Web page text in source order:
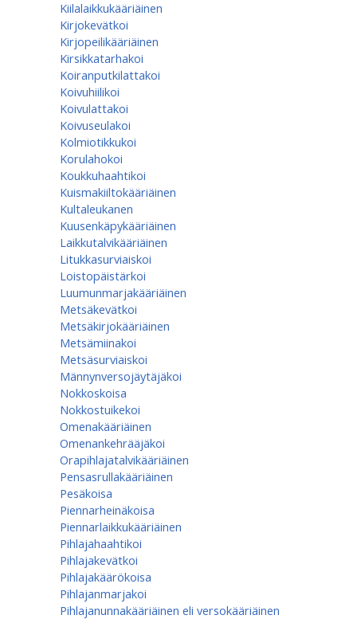
Kiilalaikkukääriäinen
Kirjokevätkoi
Kirjopeilikääriäinen
Kirsikkatarhakoi
Koiranputkilattakoi
Koivuhiilikoi
Koivulattakoi
Koivuseulakoi
Kolmiotikkukoi
Korulahokoi
Koukkuhaahtikoi
Kuismakiiltokääriäinen
Kultaleukanen
Kuusenkäpykääriäinen
Laikkutalvikääriäinen
Litukkasurviaiskoi
Loistopäistärkoi
Luumunmarjakääriäinen
Metsäkevätkoi
Metsäkirjokääriäinen
Metsämiinakoi
Metsäsurviaiskoi
Männynversojäytäjäkoi
Nokkoskoisa
Nokkostuikekoi
Omenakääriäinen
Omenan­kehrääjä­koi
Orapihlajatalvikääriäinen
Pensasrullakääriäinen
Pesäkoisa
Piennarheinäkoisa
Piennarlaikkukääriäinen
Pihlajahaahtikoi
Pihlajakevätkoi
Pihlajakäärökoisa
Pihlajanmarjakoi
Pihlajanunnakääriäinen eli versokääriäinen